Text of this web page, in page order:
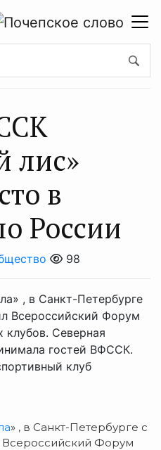
лис»
в
России
98
, в Санкт-Петербурге
Всероссийский Форум
клубов. Северная
гостей ВФССК.
клуб
» , в Санкт-Петербурге с
Всероссийский Форум